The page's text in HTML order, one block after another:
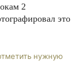
2
это